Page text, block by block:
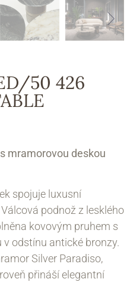
50 426
mramorovou deskou
spojuje luxusní
podnož z lesklého
kovovým pruhem s
odstínu antické bronzy.
Silver Paradiso,
přináší elegantní